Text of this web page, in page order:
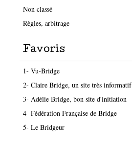
Non classé
Règles, arbitrage
Favoris
1- Vu-Bridge
2- Claire Bridge, un site très informatif
3- Adélie Bridge, bon site d'initiation
4- Fédération Française de Bridge
5- Le Bridgeur